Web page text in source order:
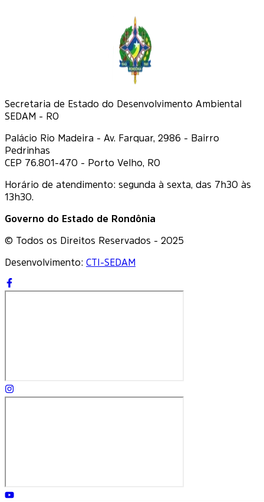
Secretaria de Estado do Desenvolvimento Ambiental
SEDAM - RO
Palácio Rio Madeira - Av. Farquar, 2986 - Bairro
Pedrinhas
CEP 76.801-470 - Porto Velho, RO
Horário de atendimento: segunda à sexta, das 7h30 às
13h30.
Governo do Estado de Rondônia
© Todos os Direitos Reservados - 2025
Desenvolvimento: CTI-SEDAM